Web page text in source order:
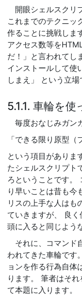
開眼シェルスクリ
これまでのテクニッ
作ることに挑戦しま
アクセス数等を
だ！」と言われてし
インストールして使
しまえ」 という立場
5.1.1. 車輪を
毎度おなじみガン
「できる限り原型（
という項目がありま
たシェルスクリプト
ろということです。
り早いことは昔も今
リスの上手な人はも
ていきますが、 良
頭に入ると同じよう
それに、コマンド
われてきた車輪です
ョンを作る行為自体
ります。 筆者はそ
て本題に入ります。